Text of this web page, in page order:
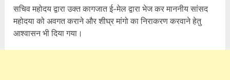
सचिव महोदय द्वारा उक्त कागजात ई-मेल द्वारा भेज कर माननीय सांसद
महोदया को अवगत कराने और शीघ्र मांगो का निराकरण करवाने हेतु
आश्वासन भी दिया गया।